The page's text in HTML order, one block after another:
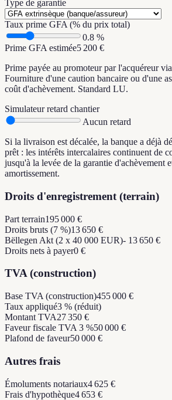
Type de garantie
Taux prime GFA (% du prix total)
0.8 %
Prime GFA estimée5 200 €
Prime payée au promoteur par l'acquéreur
Fourniture d'une caution bancaire ou d'une
coût d'achèvement. Standard LU.
Simulateur retard chantier
Aucun retard
Si la livraison est décalée, la banque a déjà
prêt : les intérêts intercalaires continuent de
jusqu'à la levée de la garantie d'achèvement
amortissement.
Droits d'enregistrement (terrain)
Part terrain195 000 €
Droits bruts (7 %)13 650 €
Bëllegen Akt (2 x 40 000 EUR)- 13 650 €
Droits nets à payer0 €
TVA (construction)
Base TVA (construction)455 000 €
Taux appliqué3 % (réduit)
Montant TVA27 350 €
Faveur fiscale TVA 3 %50 000 €
Plafond de faveur50 000 €
Autres frais
Émoluments notariaux4 625 €
Frais d'hypothèque4 653 €